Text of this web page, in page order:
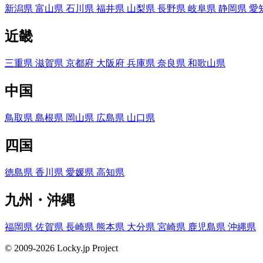
新潟県 富山県 石川県 福井県 山梨県 長野県 岐阜県 静岡県 愛
近畿
三重県 滋賀県 京都府 大阪府 兵庫県 奈良県 和歌山県
中国
鳥取県 島根県 岡山県 広島県 山口県
四国
徳島県 香川県 愛媛県 高知県
九州・沖縄
福岡県 佐賀県 長崎県 熊本県 大分県 宮崎県 鹿児島県 沖縄県
© 2009-2026 Locky.jp Project